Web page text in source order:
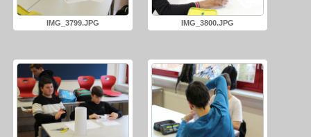
IMG_3799.JPG IMG_3800.JPG